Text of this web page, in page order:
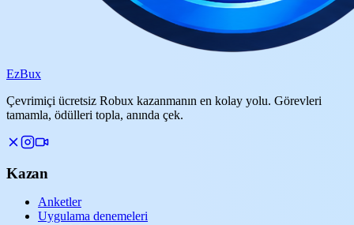
EzBux
Çevrimiçi ücretsiz Robux kazanmanın en kolay yolu. Görevleri
tamamla, ödülleri topla, anında çek.
Kazan
Anketler
Uygulama denemeleri